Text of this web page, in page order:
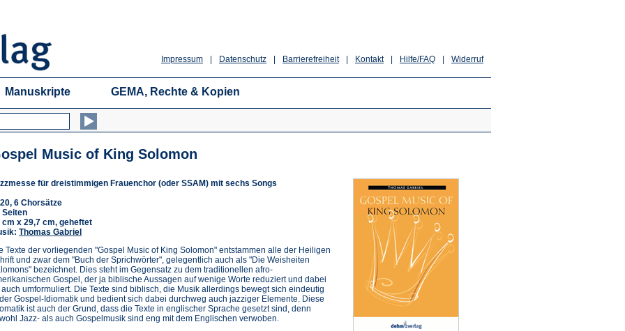
Widerruf
Hilfe/FAQ
Kontakt
Barrierefreiheit
Datenschutz
Impressum
Manuskripte GEMA, Rechte & Kopien
Music of King Solomon
für dreistimmigen Frauenchor (oder SSAM) mit sechs Songs
6 Chorsätze
Seiten
cm x 29,7 cm, geheftet
Thomas Gabriel
Texte der vorliegenden "Gospel Music of King Solomon" entstammen alle der Heiligen
und zwar dem "Buch der Sprichwörter", gelegentlich auch als "Die Weisheiten
bezeichnet. Dies steht im Gegensatz zu dem traditionellen afro-
Gospel, der ja biblische Aussagen auf wenige Worte reduziert und dabei
auch umformuliert. Die Texte sind biblisch, die Musik allerdings bewegt sich eindeutig
Gospel-Idiomatik und bedient sich dabei durchweg auch jazziger Elemente. Diese
ist auch der Grund, dass die Texte in englischer Sprache gesetzt sind, denn
Jazz- als auch Gospelmusik sind eng mit dem Englischen verwoben.